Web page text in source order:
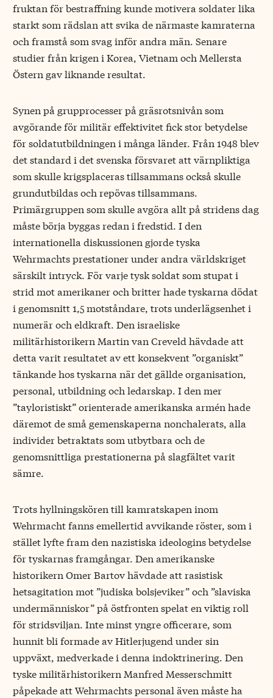
fruktan för bestraffning kunde motivera soldater lika
starkt som rädslan att svika de närmaste kamraterna
och framstå som svag inför andra män. Senare
studier från krigen i Korea, Vietnam och Mellersta
Östern gav liknande resultat.
Synen på grupprocesser på gräsrotsnivån som
avgörande för militär effektivitet fick stor betydelse
för soldatutbildningen i många länder. Från 1948 blev
det standard i det svenska försvaret att värnpliktiga
som skulle krigsplaceras tillsammans också skulle
grundutbildas och repövas tillsammans.
Primärgruppen som skulle avgöra allt på stridens dag
måste börja byggas redan i fredstid. I den
internationella diskussionen gjorde tyska
Wehrmachts prestationer under andra världskriget
särskilt intryck. För varje tysk soldat som stupat i
strid mot amerikaner och britter hade tyskarna dödat
i genomsnitt 1,5 motståndare, trots underlägsenhet i
numerär och eldkraft. Den israeliske
militärhistorikern Martin van Creveld hävdade att
detta varit resultatet av ett konsekvent ”organiskt”
tänkande hos tyskarna när det gällde organisation,
personal, utbildning och ledarskap. I den mer
”tayloristiskt” orienterade amerikanska armén hade
däremot de små gemenskaperna nonchalerats, alla
individer betraktats som utbytbara och de
genomsnittliga prestationerna på slagfältet varit
sämre.
Trots hyllningskören till kamratskapen inom
Wehrmacht fanns emellertid avvikande röster, som i
stället lyfte fram den nazistiska ideologins betydelse
för tyskarnas framgångar. Den amerikanske
historikern Omer Bartov hävdade att rasistisk
hetsagitation mot ”judiska bolsjeviker” och ”slaviska
undermänniskor” på östfronten spelat en viktig roll
för stridsviljan. Inte minst yngre officerare, som
hunnit bli formade av Hitlerjugend under sin
uppväxt, medverkade i denna indoktrinering. Den
tyske militärhistorikern Manfred Messerschmitt
påpekade att Wehrmachts personal även måste ha